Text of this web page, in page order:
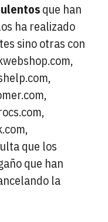
que han
ha realizado
sino otras con
que los
que han
la